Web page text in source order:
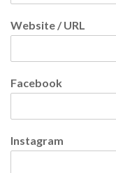
Website / URL
Facebook
Instagram